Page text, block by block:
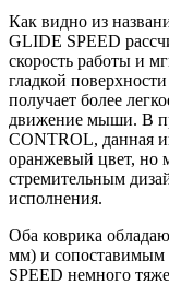
Как видно из
GLIDE SPEED
скорость работы и
гладкой
получает более
движение мыши. В
CONTROL, данная
оранжевый цвет, но
стремительным
исполнения.
Оба коврика
мм) и сопоставимым
SPEED немного